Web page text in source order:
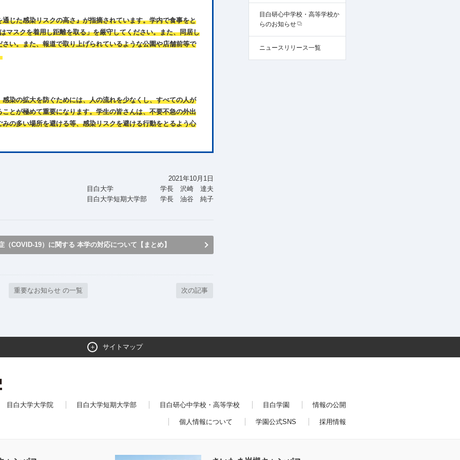
じた感染リスクの高さ』が指摘されています。学内で食事をと
マスクを着用し距離を取る」を厳守してください。また、同居し
い。また、報道で取り上げられているような公園や店舗前等で
染の拡大を防ぐためには、人の流れを少なくし、すべての人が
とが極めて重要になります。学生の皆さんは、不要不急の外出
の多い場所を避ける等、感染リスクを避ける行動をとるよう心
2021年10月1日
目白大学 学長 沢崎 達夫
目白大学短期大学部 学長 油谷 純子
（COVID-19）に関する 本学の対応について【まとめ】
重要なお知らせ の一覧 次の記事
目白研心中学校・高等学校か
らのお知らせ
ニュースリリース一覧
サイトマップ
目白大学大学院 目白大学短期大学部 目白研心中学校・高等学校 目白学園 情報の公開
個人情報について 学園公式SNS 採用情報